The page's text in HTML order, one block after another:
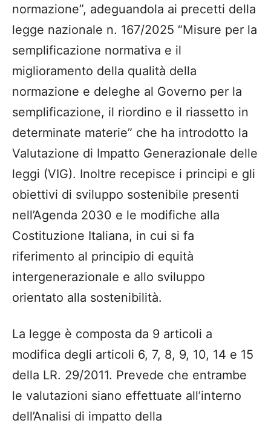
normazione”, adeguandola ai precetti della
legge nazionale n. 167/2025 “Misure per la
semplificazione normativa e il
miglioramento della qualità della
normazione e deleghe al Governo per la
semplificazione, il riordino e il riassetto in
determinate materie” che ha introdotto la
Valutazione di Impatto Generazionale delle
leggi (VIG). Inoltre recepisce i principi e gli
obiettivi di sviluppo sostenibile presenti
nell’Agenda 2030 e le modifiche alla
Costituzione Italiana, in cui si fa
riferimento al principio di equità
intergenerazionale e allo sviluppo
orientato alla sostenibilità.
La legge è composta da 9 articoli a
modifica degli articoli 6, 7, 8, 9, 10, 14 e 15
della LR. 29/2011. Prevede che entrambe
le valutazioni siano effettuate all’interno
dell’Analisi di impatto della